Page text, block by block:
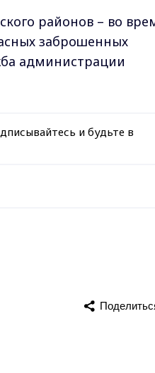
районов – во
заброшенных
администрации
и будьте в